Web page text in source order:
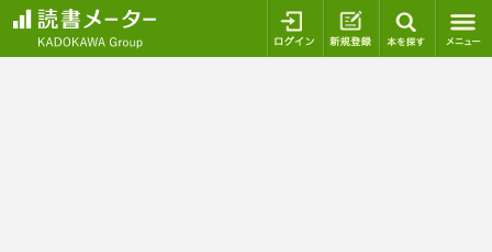
ログイン 新規登録